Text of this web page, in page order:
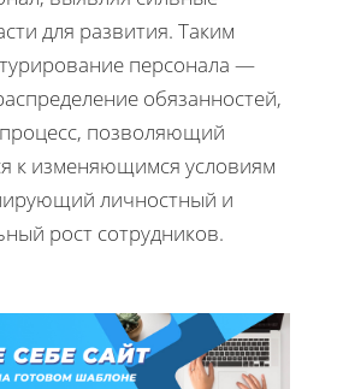
для развития. Таким
персонала —
обязанностей,
позволяющий
к изменяющимся условиям
личностный и
рост сотрудников.